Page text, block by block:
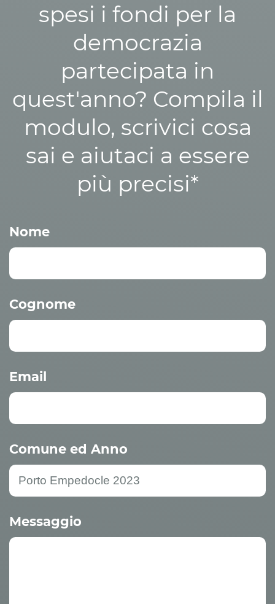
spesi i fondi per la
democrazia
partecipata in
quest'anno? Compila il
modulo, scrivici cosa
sai e aiutaci a essere
più precisi*
Nome
Cognome
Email
Comune ed Anno
Messaggio